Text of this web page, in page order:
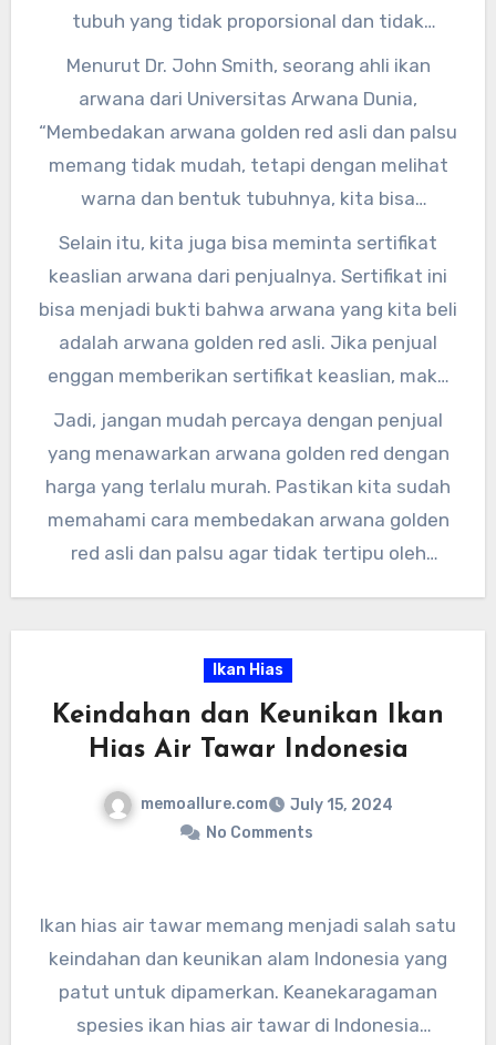
tubuh yang tidak proporsional dan tidak
simetris.
Menurut Dr. John Smith, seorang ahli ikan
arwana dari Universitas Arwana Dunia,
“Membedakan arwana golden red asli dan palsu
memang tidak mudah, tetapi dengan melihat
warna dan bentuk tubuhnya, kita bisa
mengetahui keaslian arwana tersebut.”
Selain itu, kita juga bisa meminta sertifikat
keaslian arwana dari penjualnya. Sertifikat ini
bisa menjadi bukti bahwa arwana yang kita beli
adalah arwana golden red asli. Jika penjual
enggan memberikan sertifikat keaslian, maka
sebaiknya kita waspada dan mencari penjual
lain yang lebih terpercaya.
Jadi, jangan mudah percaya dengan penjual
yang menawarkan arwana golden red dengan
harga yang terlalu murah. Pastikan kita sudah
memahami cara membedakan arwana golden
red asli dan palsu agar tidak tertipu oleh
Ikan Hias
Keindahan dan Keunikan Ikan
Hias Air Tawar Indonesia
memoallure.com
July 15, 2024
No Comments
Ikan hias air tawar memang menjadi salah satu
keindahan dan keunikan alam Indonesia yang
patut untuk dipamerkan. Keanekaragaman
spesies ikan hias air tawar di Indonesia